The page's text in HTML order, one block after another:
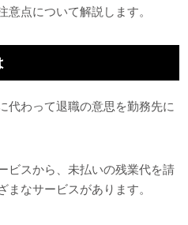
点について解説します。
代わって退職の意思を勤務先に
ビスから、未払いの残業代を請
なサービスがあります。